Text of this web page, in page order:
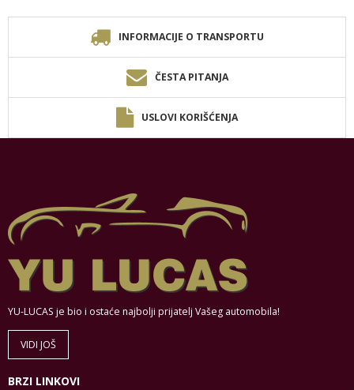
INFORMACIJE O TRANSPORTU
ČESTA PITANJA
USLOVI KORIŠĆENJA
YU-LUCAS je bio i ostaće najbolji prijatelj Vašeg automobila!
VIDI JOŠ
BRZI LINKOVI